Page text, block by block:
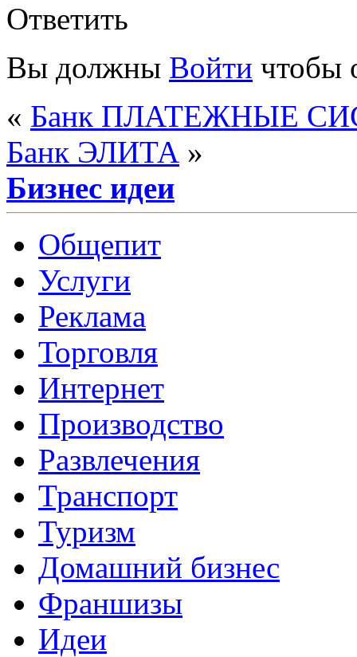
Ответить
Вы должны Войти чтобы
« Банк ПЛАТЕЖНЫЕ
Банк ЭЛИТА »
Бизнес идеи
Общепит
Услуги
Реклама
Торговля
Интернет
Производство
Развлечения
Транспорт
Туризм
Домашний бизнес
Франшизы
Идеи